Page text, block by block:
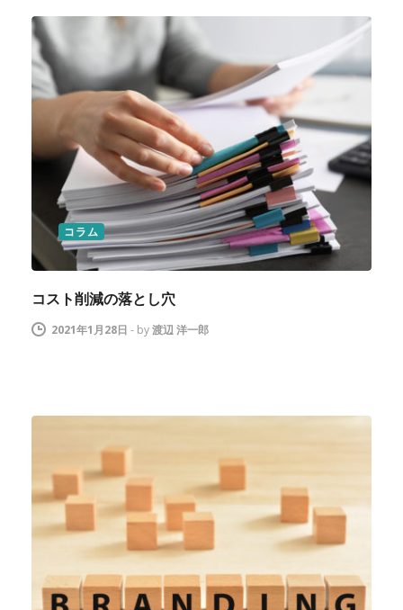
コラム
コスト削減の落とし穴
2021年1月28日 - by渡辺 洋一郎